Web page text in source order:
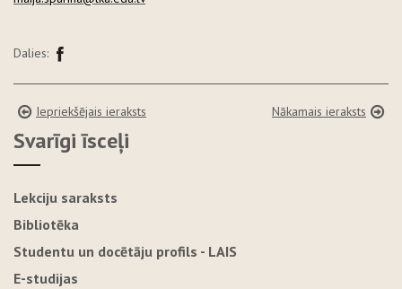
Dalies:
Iepriekšējais ieraksts Nākamais ieraksts
Svarīgi īsceļi
Lekciju saraksts
Bibliotēka
Studentu un docētāju profils - LAIS
E-studijas